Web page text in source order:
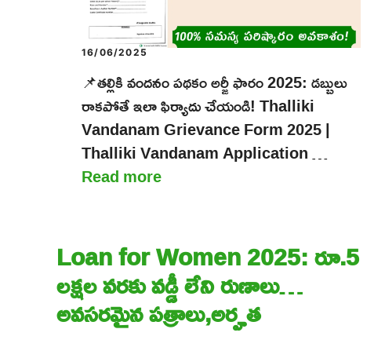
16/06/2025
📌తల్లికి వందనం పథకం అర్జీ ఫారం 2025: డబ్బులు
రాకపోతే ఇలా ఫిర్యాదు చేయండి! Thalliki
Vandanam Grievance Form 2025 |
Thalliki Vandanam Application …
Read more
Loan for Women 2025: రూ.5
లక్షల వరకు వడ్డీ లేని రుణాలు…
అవసరమైన పత్రాలు,అర్హత